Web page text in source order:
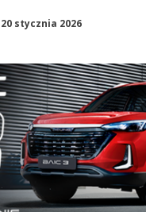
20 stycznia 2026